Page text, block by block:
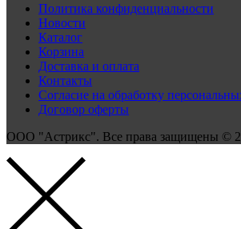
Политика конфиденциальности
Новости
Каталог
Корзина
Доставка и оплата
Контакты
Согласие на обработку
Договор оферты
ООО "Астрикс". Все права защищены ©